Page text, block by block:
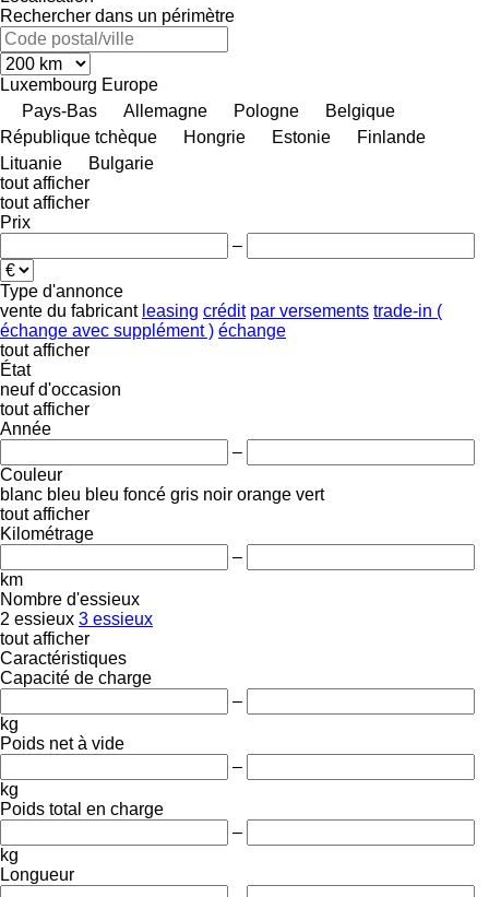
Rechercher dans un périmètre
Luxembourg Europe
Pays-Bas
Allemagne Pologne
Belgique
République tchèque
Hongrie Estonie
Finlande
Lituanie
Bulgarie
tout afficher
tout afficher
Prix
–
Type d'annonce
vente du fabricant leasing crédit par versements trade-in (
échange avec supplément ) échange
tout afficher
État
neuf d'occasion
tout afficher
Année
–
Couleur
blanc bleu bleu foncé gris noir orange vert
tout afficher
Kilométrage
–
km
Nombre d'essieux
2 essieux 3 essieux
tout afficher
Caractéristiques
Capacité de charge
–
kg
Poids net à vide
–
kg
Poids total en charge
–
kg
Longueur